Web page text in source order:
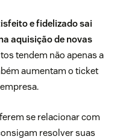
e fidelizado sai
aquisição de novas
tendem não apenas a
aumentam o ticket
se relacionar com
resolver suas